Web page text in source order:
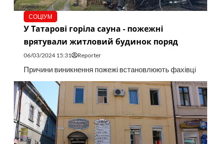
СОЦІУМ
У Татарові горіла сауна - пожежні
врятували житловий будинок поряд
06/03/2024 15:31 Reporter
Причини виникнення пожежі встановлюють фахівці